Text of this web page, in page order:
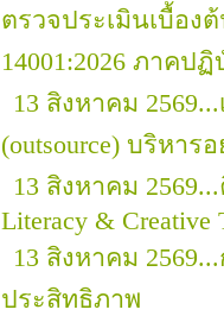
ตรวจประเมินเบื้อง
14001:2026 ภาคป
13 สิงหาคม
(outsource) บริหาร
13 สิงหาคม
Literacy & Creative
13 สิงหาคม
ประสิทธิภาพ